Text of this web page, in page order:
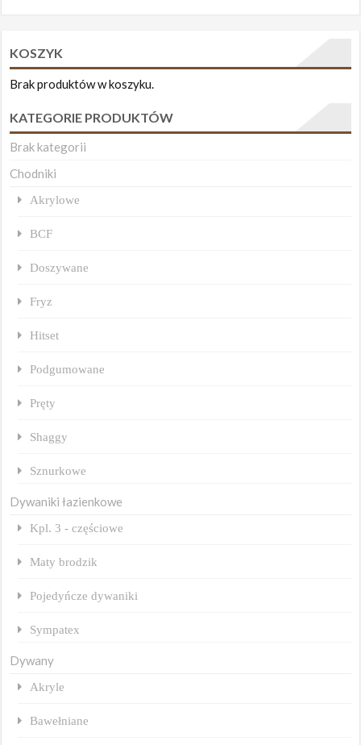
KOSZYK
Brak produktów w koszyku.
KATEGORIE PRODUKTÓW
Brak kategorii
Chodniki
Akrylowe
BCF
Doszywane
Fryz
Hitset
Podgumowane
Pręty
Shaggy
Sznurkowe
Dywaniki łazienkowe
Kpl. 3 - częściowe
Maty brodzik
Pojedyńcze dywaniki
Sympatex
Dywany
Akryle
Bawełniane